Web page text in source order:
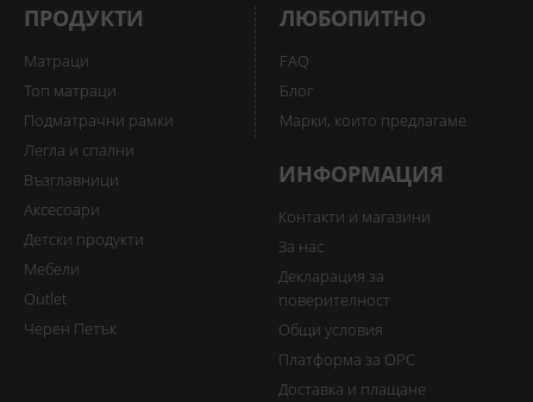
ПРОДУКТИ
Матраци
Топ матраци
Подматрачни рамки
Легла и спални
Възглавници
Аксесоари
Детски продукти
Мебели
Outlet
Черен Петък
ЛЮБОПИТНО
FAQ
Блог
Марки, които предлагаме
ИНФОРМАЦИЯ
Контакти и магазини
За нас
Декларация за
поверителност
Общи условия
Платформа за ОРС
Доставка и плащане